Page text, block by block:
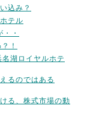
込み？
テル
・
！
湖ロイヤルホテ
るのではある
る、株式市場の動